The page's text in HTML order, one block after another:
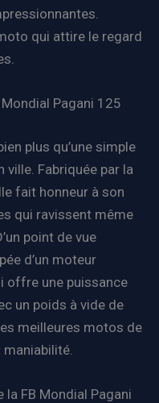
qui attire le regard
Pagani 125
plus qu’une simple
Fabriquée par la
fait honneur à son
qui ravissent même
point de vue
d’un moteur
offre une puissance
un poids à vide de
meilleures motos de
FB Mondial Pagani